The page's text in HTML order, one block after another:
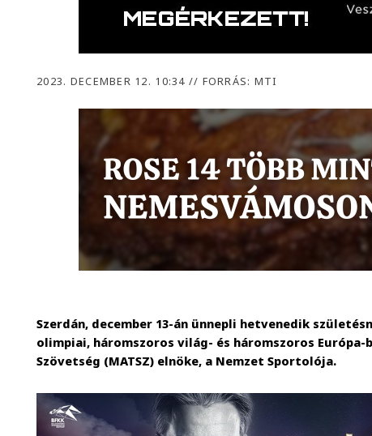
2023. DECEMBER 12. 10:34 // FORRÁS: MTI
Szerdán, december 13-án ünnepli hetvenedik
olimpiai, háromszoros világ- és háromszoros
Szövetség (MATSZ) elnöke, a Nemzet Sportolója.